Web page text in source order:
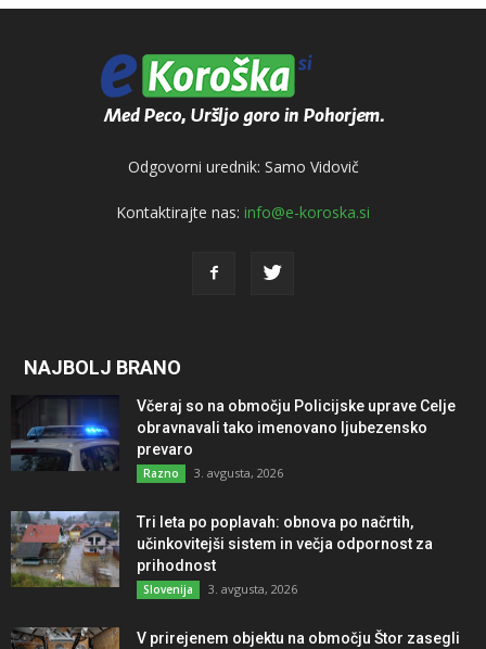
Odgovorni urednik: Samo Vidovič
Kontaktirajte nas: info@e-koroska.si
NAJBOLJ BRANO
Včeraj so na območju Policijske uprave Celje
obravnavali tako imenovano ljubezensko
prevaro
Razno 3. avgusta, 2026
Tri leta po poplavah: obnova po načrtih,
učinkovitejši sistem in večja odpornost za
prihodnost
Slovenija 3. avgusta, 2026
V prirejenem objektu na območju Štor zasegli